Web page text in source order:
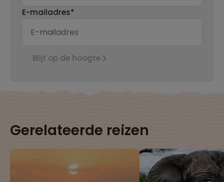
E-mailadres*
Blijf op de hoogte
Gerelateerde reizen